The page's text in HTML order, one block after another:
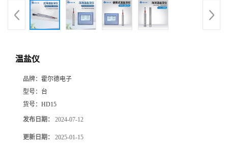
温盐仪
品牌： 霍尔德电子
型号： 台
货号： HD15
发布日期： 2024-07-12
更新日期： 2025-01-15